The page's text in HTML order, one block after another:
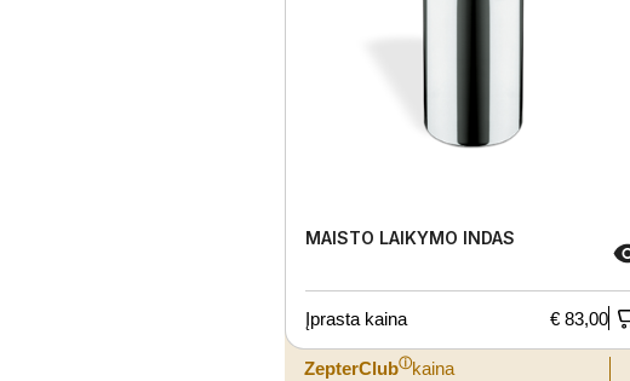
MAISTO LAIKYMO INDAS
Įprasta kaina € 83,00
ZepterClubⓘkaina